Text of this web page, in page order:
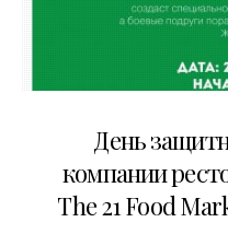
День
компании
The 21 Food